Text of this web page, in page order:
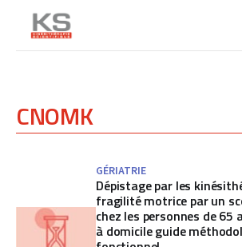
CNOMK
GÉRIATRIE
Dépistage par les
fragilité motrice par un
chez les personnes de 65
à domicile guide